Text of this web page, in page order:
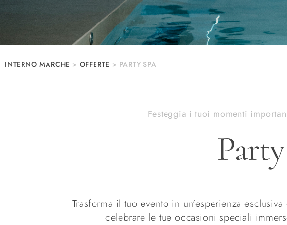
INTERNO MARCHE > OFFERTE > PARTY SPA
Festeggia i tuoi momenti
Trasforma il tuo evento in un’esperienza
celebrare le tue occasioni speciali